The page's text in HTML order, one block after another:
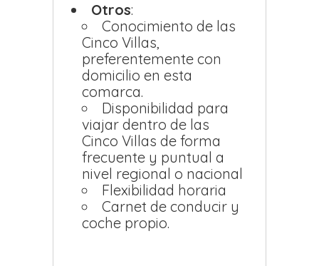
Otros:
Conocimiento de las
Cinco Villas,
preferentemente con
domicilio en esta
comarca.
Disponibilidad para
viajar dentro de las
Cinco Villas de forma
frecuente y puntual a
nivel regional o nacional
Flexibilidad horaria
Carnet de conducir y
coche propio.